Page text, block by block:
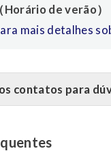
de verão）
mais detalhes
contatos para